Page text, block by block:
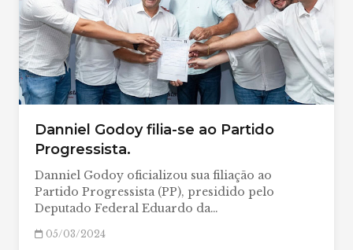
Danniel Godoy filia-se ao Partido
Progressista.
Danniel Godoy oficializou sua filiação ao
Partido Progressista (PP), presidido pelo
Deputado Federal Eduardo da…
05/03/2024